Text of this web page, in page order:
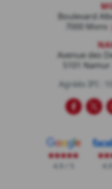
Boulevard
7000 Mons
Avenue des
5101 Namur
Agréés IPI :
Viagerbel
Facebook
4.9 / 5